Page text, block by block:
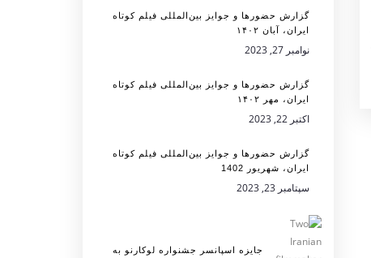
گزارش حضورها و جوایز بین‌المللی فیلم کوتاه
ایران، آبان ۱۴۰۲
نوامبر 27, 2023
گزارش حضورها و جوایز بین‌المللی فیلم کوتاه
ایران، مهر ۱۴۰۲
اکتبر 22, 2023
گزارش حضورها و جوایز بین‌المللی فیلم کوتاه
ایران، شهریور 1402
سپتامبر 23, 2023
جایزه اسپانسر جشنواره لوکارنو به